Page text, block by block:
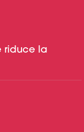
riduce la